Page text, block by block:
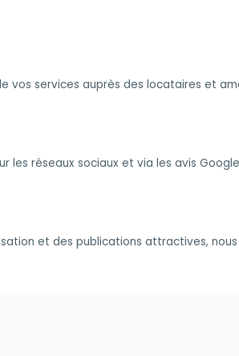
services auprès des locataires et
les réseaux sociaux et via les avis
et des publications attractives,